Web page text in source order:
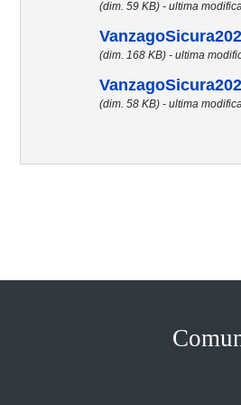
(dim. 59 KB) - ultima
(dim. 168 KB) - ultima
(dim. 58 KB) - ultima